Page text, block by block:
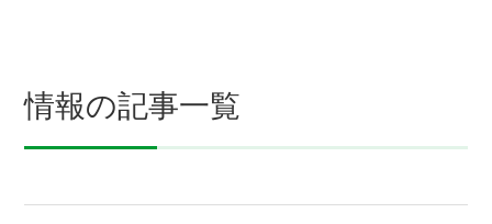
情報の記事一覧